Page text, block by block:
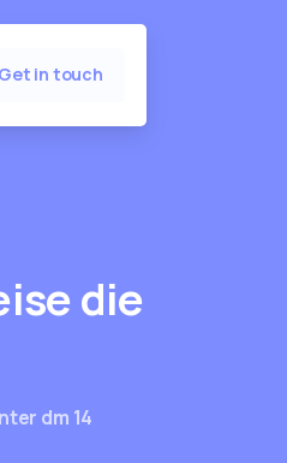
Get in touch
die
dm 14